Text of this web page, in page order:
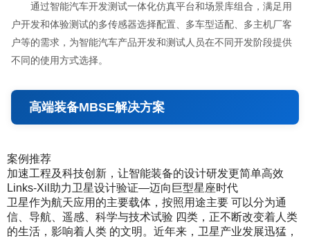
通过智能汽车开发测试一体化仿真平台和场景库组合，满足用
户开发和体验测试的多传感器选择配置、多车型适配、多主机厂客
户等的需求，为智能汽车产品开发和测试人员在不同开发阶段提供
不同的使用方式选择。
高端装备MBSE解决方案
案例推荐
加速工程及科技创新，让智能装备的设计研发更简单高效
Links-Xil助力卫星设计验证—迈向巨型星座时代
卫星作为航天应用的主要载体，按照用途主要 可以分为通
信、导航、遥感、科学与技术试验 四类，正不断改变着人类
的生活，影响着人类 的文明。近年来，卫星产业发展迅猛，